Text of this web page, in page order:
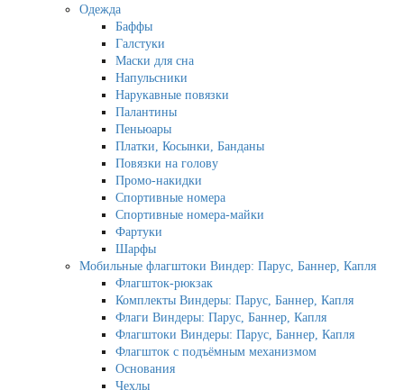
Одежда
Баффы
Галстуки
Маски для сна
Напульсники
Нарукавные повязки
Палантины
Пеньюары
Платки, Косынки, Банданы
Повязки на голову
Промо-накидки
Спортивные номера
Спортивные номера-майки
Фартуки
Шарфы
Мобильные флагштоки Виндер: Парус, Баннер, Капля
Флагшток-рюкзак
Комплекты Виндеры: Парус, Баннер, Капля
Флаги Виндеры: Парус, Баннер, Капля
Флагштоки Виндеры: Парус, Баннер, Капля
Флагшток с подъёмным механизмом
Основания
Чехлы